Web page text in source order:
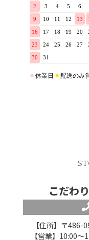
-
こだわ
【住所】〒
【営業】10:00